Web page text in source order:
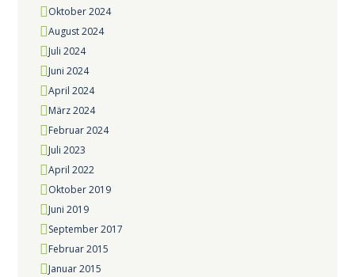
Oktober2024
August2024
Juli 2024
Juni 2024
April 2024
März2024
Februar2024
Juli 2023
April 2022
Oktober2019
Juni 2019
September2017
Februar2015
Januar2015